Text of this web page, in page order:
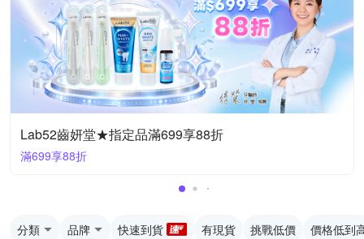
Lab52齒妍堂★指定品滿699享88折
滿699享88折
分類 品牌 快速到貨 有現貨 挑戰低價 價格低到